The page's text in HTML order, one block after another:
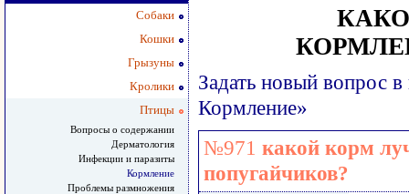
Собаки
Кошки
Грызуны
Кролики
Птицы
Вопросы о содержании
Дерматология
Инфекции и паразиты
Кормление
Проблемы размножения
Задать новый вопрос
Кормление»
№971 какой корм
попугайчиков?